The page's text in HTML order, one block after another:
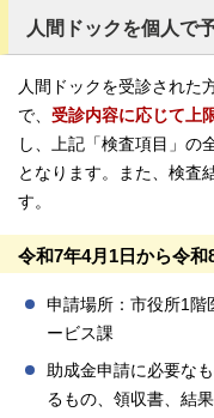
人間ドックを個人で
人間ドックを受診された
で、 受診内容に応じて上
し、上記「検査項目」の
となります。また、検査
す。
令和7年4月1日から令
申請場所：市役所1階
ービス課
助成金申請に必要な
るもの、領収書、結